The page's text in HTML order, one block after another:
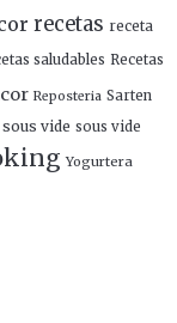
recetas receta
saludables Recetas
Reposteria Sarten
sous vide sous vide
Yogurtera